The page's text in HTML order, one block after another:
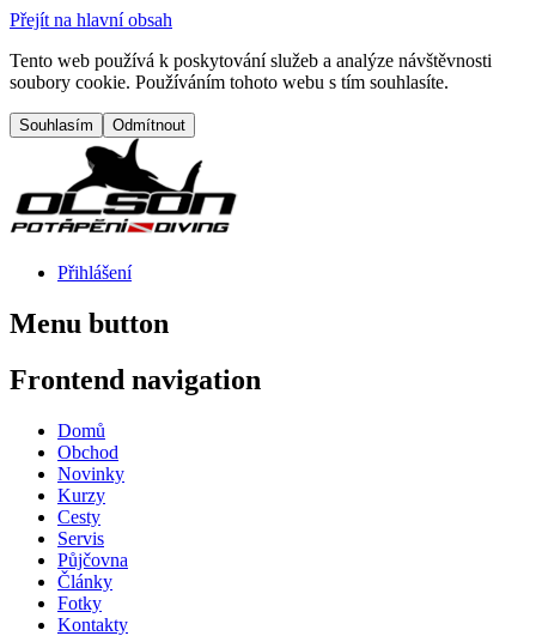
Přejít na hlavní obsah
Tento web používá k poskytování služeb a analýze návštěvnosti
soubory cookie. Používáním tohoto webu s tím souhlasíte.
Přihlášení
Menu button
Frontend navigation
Domů
Obchod
Novinky
Kurzy
Cesty
Servis
Půjčovna
Články
Fotky
Kontakty